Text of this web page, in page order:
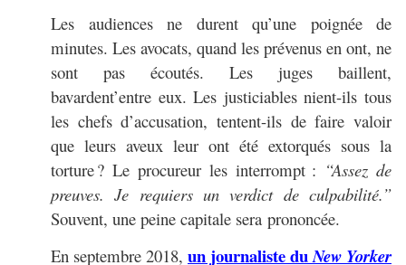
Les audiences ne durent qu’une poignée de
minutes. Les avocats, quand les prévenus en ont, ne
sont pas écoutés. Les juges baillent,
bavardent’entre eux. Les justiciables nient-ils tous
les chefs d’accusation, tentent-ils de faire valoir
que leurs aveux leur ont été extorqués sous la
torture? Le procureur les interrompt : “Assez de
preuves. Je requiers un verdict de culpabilité.”
Souvent, une peine capitale sera prononcée.
En septembre 2018, un journaliste duNew Yorker